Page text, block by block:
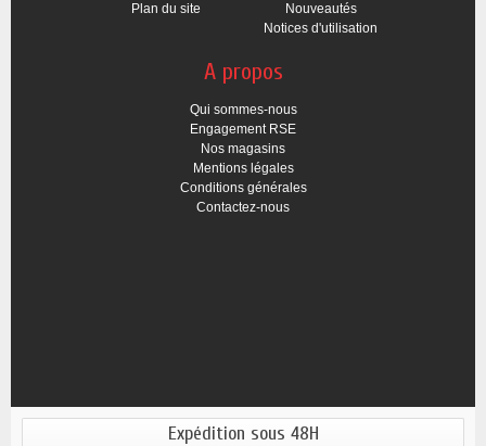
Plan du site
Nouveautés
Notices d'utilisation
A propos
Qui sommes-nous
Engagement RSE
Nos magasins
Mentions légales
Conditions générales
Contactez-nous
Expédition sous 48H